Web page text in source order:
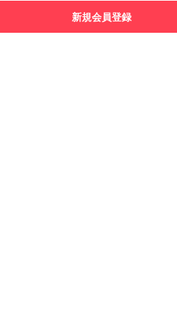
新規会員登録